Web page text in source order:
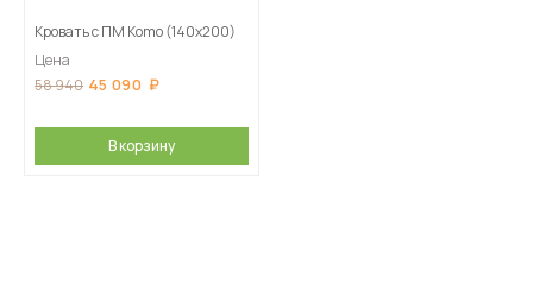
Кровать с ПМ Komo (140х200)
Цена
58 940 45 090
В корзину